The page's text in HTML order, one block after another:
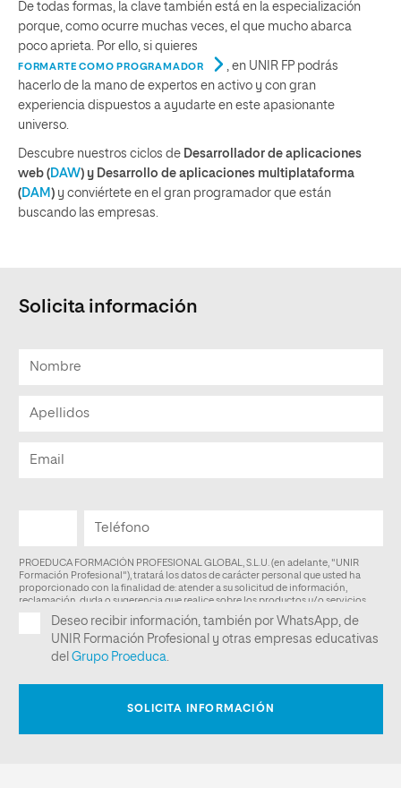
De todas formas, la clave también está en la especialización
porque, como ocurre muchas veces, el que mucho abarca
poco aprieta. Por ello, si quieres
FORMARTE COMO PROGRAMADOR
, en UNIR FP podrás
hacerlo de la mano de expertos en activo y con gran
experiencia dispuestos a ayudarte en este apasionante
universo.
Descubre nuestros ciclos de Desarrollador de aplicaciones
web (DAW) y Desarrollo de aplicaciones multiplataforma
(DAM ) y conviértete en el gran programador que están
buscando las empresas.
Solicita información